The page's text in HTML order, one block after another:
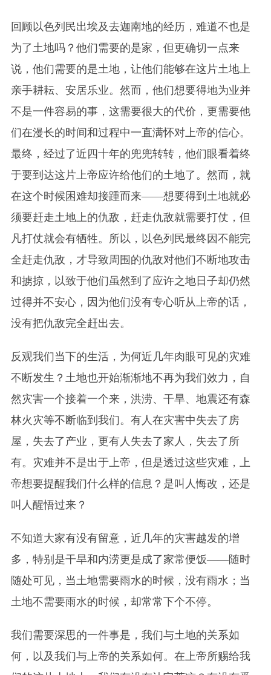
回顾以色列民出埃及去迦南地的经历，难道不也是
为了土地吗？他们需要的是家，但更确切一点来
说，他们需要的是土地，让他们能够在这片土地上
亲手耕耘、安居乐业。然而，他们想要得地为业并
不是一件容易的事，这需要很大的代价，更需要他
们在漫长的时间和过程中一直满怀对上帝的信心。
最终，经过了近四十年的兜兜转转，他们眼看着终
于要到达这片上帝应许给他们的土地了。然而，就
在这个时候困难却接踵而来——想要得到土地就必
须要赶走土地上的仇敌，赶走仇敌就需要打仗，但
凡打仗就会有牺牲。所以，以色列民最终因不能完
全赶走仇敌，才导致周围的仇敌对他们不断地攻击
和掳掠，以致于他们虽然到了应许之地日子却仍然
过得并不安心，因为他们没有专心听从上帝的话，
没有把仇敌完全赶出去。
反观我们当下的生活，为何近几年肉眼可见的灾难
不断发生？土地也开始渐渐地不再为我们效力，自
然灾害一个接着一个来，洪涝、干旱、地震还有森
林火灾等不断临到我们。有人在灾害中失去了房
屋，失去了产业，更有人失去了家人，失去了所
有。灾难并不是出于上帝，但是透过这些灾难，上
帝想要提醒我们什么样的信息？是叫人悔改，还是
叫人醒悟过来？
不知道大家有没有留意，近几年的灾害越发的增
多，特别是干旱和内涝更是成了家常便饭——随时
随处可见，当土地需要雨水的时候，没有雨水；当
土地不需要雨水的时候，却常常下个不停。
我们需要深思的一件事是，我们与土地的关系如
何，以及我们与上帝的关系如何。在上帝所赐给我